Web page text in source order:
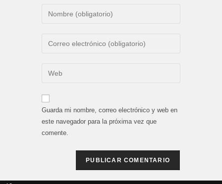
Introduce
de
para
comentar
Introduce
de
electrónico
para
comentar
Introduce
URL
de
tu
web
Guarda mi nombre, correo electrónico y web en
este navegador para la próxima vez que
comente.